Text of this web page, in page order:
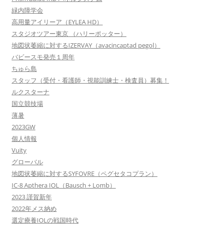
緑内障学会
高用量アイリーア（EYLEA HD）
スタジオツアー東京 （ハリーポッター）
地図状萎縮に対するIZERVAY（avacincaptad pegol）
バビースモ発売１周年
ちゅら島
スタッフ（受付・看護師・視能訓練士・検査員）募集！
ルクスターナ
国立競技場
薄暑
2023GW
個人情報
Vuity
グローバル
地図状萎縮に対するSYFOVRE（ペグセタコプラン）
IC-8 Apthera IOL（Bausch + Lomb）
2023 謹賀新年
2022年メス納め
選定療養IOLの戦国時代